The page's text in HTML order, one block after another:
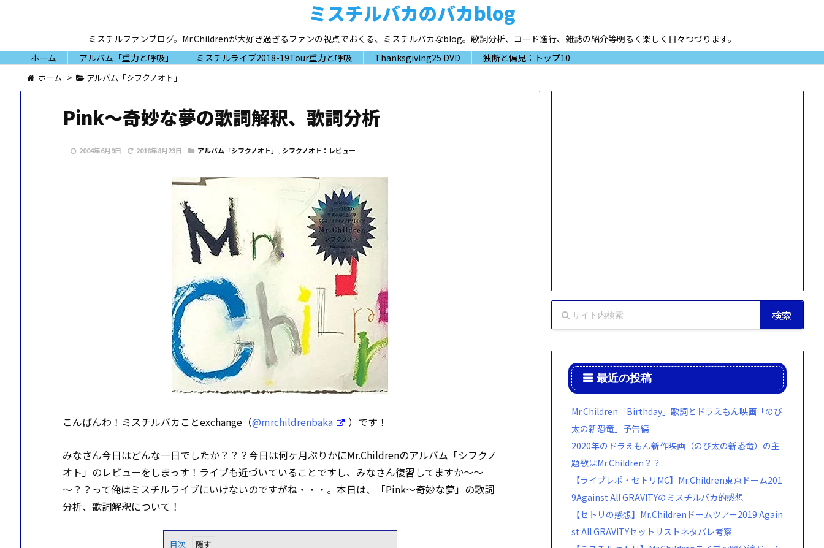
ミスチルバカのバカblog
ミスチルファンブログ。Mr.Childrenが大好き過ぎるファンの視点でおくる、ミスチルバカなblog。歌詞分析、コード進行、雑誌の紹介等明るく楽しく日々つづります。
ホーム
アルバム「重力と呼吸」 ミスチルライブ2018-19Tour重力と呼吸 Thanksgiving25 DVD 独断と偏見：トップ10
ホーム > アルバム「シフクノオト」
Pink～奇妙な夢の歌詞解釈、歌詞分析
2004年6月9日 2018年8月23日 アルバム「シフクノオト」 シフクノオト：レビュー
こんばんわ！ミスチルバカことexchange（@mrchildrenbaka ）です！
みなさん今日はどんな一日でしたか？？？今日は何ヶ月ぶりかにMr.Childrenのアルバム「シフクノ
オト」のレビューをしまっす！ライブも近づいていることですし、みなさん復習してますか～～
～？？って俺はミスチルライブにいけないのですがね・・・。本日は、「Pink～奇妙な夢」の歌詞
分析、歌詞解釈について！
目次
最近の投稿
Mr.Children「Birthday」歌詞とドラえもん映画「のび
太の新恐竜」予告編
2020年のドラえもん新作映画（のび太の新恐竜）の主
題歌はMr.Children？？
【ライブレポ・セトリMC】Mr.Children東京ドーム201
9Against All GRAVITYのミスチルバカ的感想
【セトリの感想】Mr.Childrenドームツアー2019 Again
st All GRAVITYセットリストネタバレ考察